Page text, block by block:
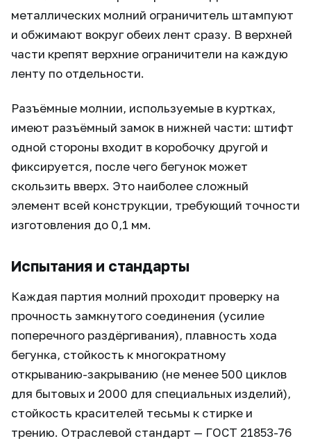
металлических молний ограничитель штампуют
и обжимают вокруг обеих лент сразу. В верхней
части крепят верхние ограничители на каждую
ленту по отдельности.
Разъёмные молнии, используемые в куртках,
имеют разъёмный замок в нижней части: штифт
одной стороны входит в коробочку другой и
фиксируется, после чего бегунок может
скользить вверх. Это наиболее сложный
элемент всей конструкции, требующий точности
изготовления до 0,1 мм.
Испытания и стандарты
Каждая партия молний проходит проверку на
прочность замкнутого соединения (усилие
поперечного раздёргивания), плавность хода
бегунка, стойкость к многократному
открыванию-закрыванию (не менее 500 циклов
для бытовых и 2000 для специальных изделий),
стойкость красителей тесьмы к стирке и
трению. Отраслевой стандарт — ГОСТ 21853-76